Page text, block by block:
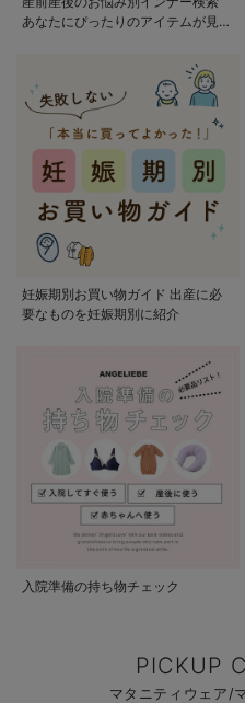
あなたにぴったりのアイテムが見つ
妊娠期別お買い物ガイド 出産に必
要なものを妊娠期別に紹介
入院準備の持ち物チェック
PICKUP
マタニティウェア/